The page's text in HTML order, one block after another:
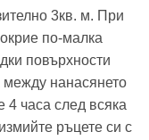
3кв. м. При
по-малка
повърхности
нанасянето
4 часа след всяка
ръцете си с